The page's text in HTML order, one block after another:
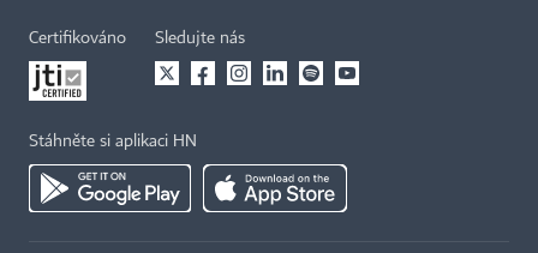
Certifikováno Sledujte nás
Stáhněte si aplikaci HN